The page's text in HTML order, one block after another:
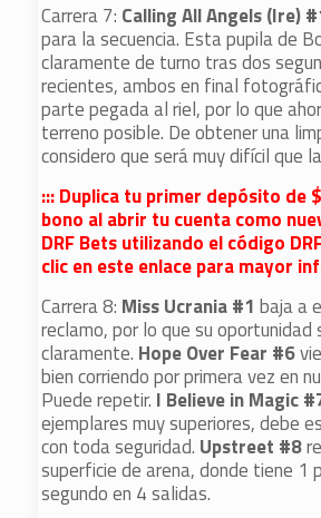
Carrera 7: Calling All Angels (Ire)
para la secuencia. Esta pupila de
claramente de turno tras dos
recientes, ambos en final
parte pegada al riel, por lo que
terreno posible. De obtener una
considero que será muy difícil que
::: Duplica tu primer depósito de
bono al abrir tu cuenta como
DRF Bets utilizando el código
clic en este enlace para mayor
Carrera 8: Miss Ucrania #1 baja a
reclamo, por lo que su oportunidad
claramente. Hope Over Fear #6
bien corriendo por primera vez en
Puede repetir. I Believe in Magic
ejemplares muy superiores, debe
con toda seguridad. Upstreet #8
superficie de arena, donde tiene 1
segundo en 4 salidas.